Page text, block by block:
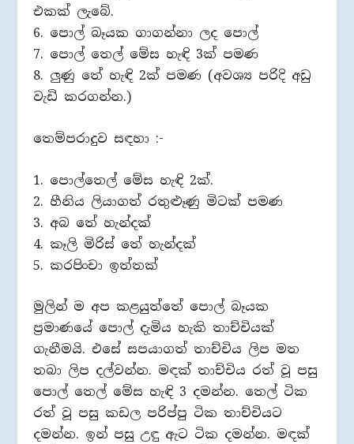
එකක් ලැබේ.
6. පොල් බෑයක ගාගන්නා ලද පොල්
7. පොල් තෙල් මේස හැඳි 3ක් පමණ
8. ලුණු තේ හැඳි 2ක් පමණ (අවශ්‍ය පරිදි අඩු
වැඩි කරගන්න.)
තෙම්පරාදුව සඳහා :-
1. පොල්තෙල් මේස හැඳි 2ක්.
2. හීනිය ලියාගත් රතුළුෑණු මිටක් පමණ
3. අබ තේ හැන්දක්
4. කෑලි මිරිස් තේ හැන්දක්
5. කරපිංචා ඉත්තක්
මුලින් ම අප කළයුත්තේ පොල් බෑයක
ප්‍රමාණයේ පොල් දැමිය හැකි තාච්චියක්
ගැනීමයි. එසේ සපයාගත් තාච්චිය ලිප මත
තබා ලිප දල්වන්න. මඳක් තාච්චිය රත් වූ පසු
පොල් තෙල් මේස හැඳි 3 දමන්න. තෙල් ටික
රත් වූ පසු කඩල පරිප්පු ටික තාච්චියට
දමන්න. ඉන් පසු උඳු ඇට ටික දමන්න. මඳක්